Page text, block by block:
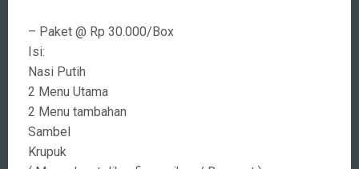
– Paket @ Rp 30.000/Box
Isi:
Nasi Putih
2 Menu Utama
2 Menu tambahan
Sambel